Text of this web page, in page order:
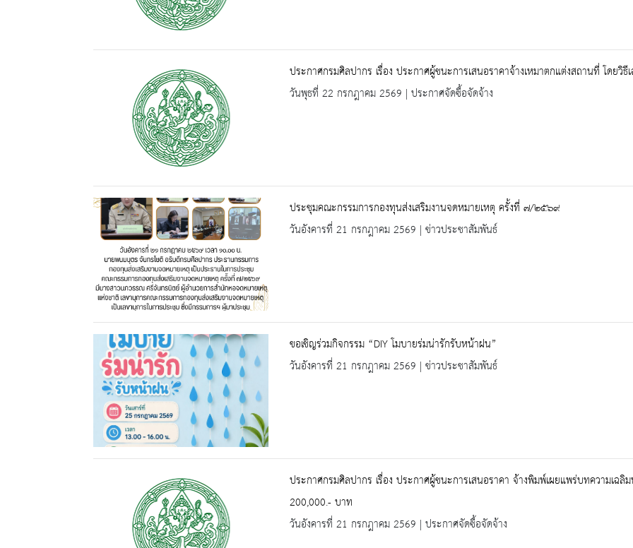
ประกาศกรมศิลปากร เรื่อง ประกาศผู้ชนะการเสนอราคาจ้างเหมาตกแต่งสถานที่ โดยวิธี
วันพุธที่ 22 กรกฎาคม 2569 | ประกาศจัดซื้อจัดจ้าง
ประชุมคณะกรรมการกองทุนส่งเสริมงานจดหมายเหตุ ครั้งที่ ๗/๒๕๖๙
วันอังคารที่ 21 กรกฎาคม 2569 | ข่าวประชาสัมพันธ์
ขอเชิญร่วมกิจกรรม “DIY โมบายร่มน่ารักรับหน้าฝน”
วันอังคารที่ 21 กรกฎาคม 2569 | ข่าวประชาสัมพันธ์
ประกาศกรมศิลปากร เรื่อง ประกาศผู้ชนะการเสนอราคา จ้างพิมพ์เผยแพร่บทความเฉลิ
200,000.- บาท
วันอังคารที่ 21 กรกฎาคม 2569 | ประกาศจัดซื้อจัดจ้าง